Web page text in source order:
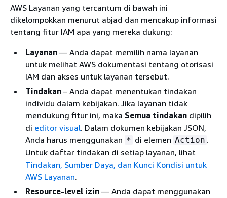
AWS Layanan yang tercantum di bawah ini
dikelompokkan menurut abjad dan mencakup informasi
tentang fitur IAM apa yang mereka dukung:
Layanan — Anda dapat memilih nama layanan
untuk melihat AWS dokumentasi tentang otorisasi
IAM dan akses untuk layanan tersebut.
Tindakan – Anda dapat menentukan tindakan
individu dalam kebijakan. Jika layanan tidak
mendukung fitur ini, maka Semua tindakan dipilih
di editor visual. Dalam dokumen kebijakan JSON,
Anda harus menggunakan * di elemen Action .
Untuk daftar tindakan di setiap layanan, lihat
Tindakan, Sumber Daya, dan Kunci Kondisi untuk
AWS Layanan.
Resource-level izin — Anda dapat menggunakan